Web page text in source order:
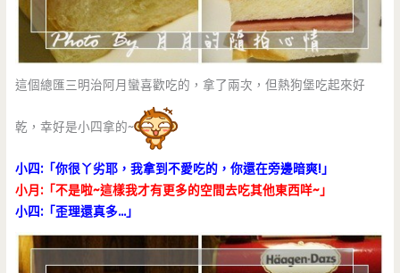
這個總匯三明治阿月蠻喜歡吃的，拿了兩次，但熱狗堡吃起來好
乾，幸好是小四拿的~
小四:「你很丫劣耶，我拿到不愛吃的，你還在旁邊暗爽!」
小月:「不是啦~這樣我才有更多的空間去吃其他東西咩~」
小四:「歪理還真多…」